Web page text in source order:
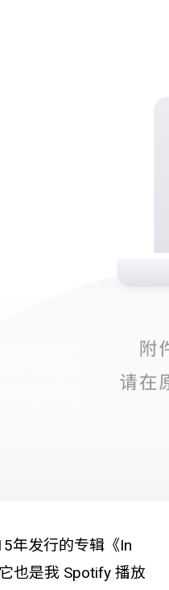
年发行的专辑《In
也是我 Spotify 播放